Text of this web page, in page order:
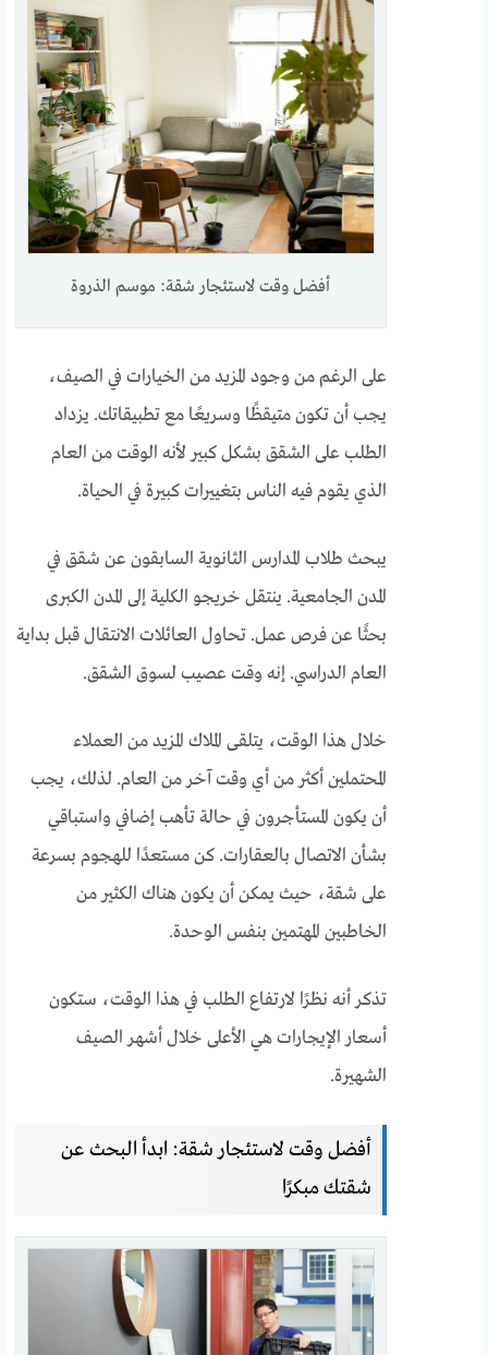
أفضل وقت لاستئجار شقة: موسم الذروة
على الرغم من وجود المزيد من الخيارات في الصيف،
يجب أن تكون متيقظًا وسريعًا مع تطبيقاتك. يزداد
الطلب على الشقق بشكل كبير لأنه الوقت من العام
الذي يقوم فيه الناس بتغييرات كبيرة في الحياة.
يبحث طلاب المدارس الثانوية السابقون عن شقق في
المدن الجامعية. ينتقل خريجو الكلية إلى المدن الكبرى
بحثًا عن فرص عمل. تحاول العائلات الانتقال قبل بداية
العام الدراسي. إنه وقت عصيب لسوق الشقق.
خلال هذا الوقت، يتلقى الملاك المزيد من العملاء
المحتملين أكثر من أي وقت آخر من العام. لذلك، يجب
أن يكون المستأجرون في حالة تأهب إضافي واستباقي
بشأن الاتصال بالعقارات. كن مستعدًا للهجوم بسرعة
على شقة، حيث يمكن أن يكون هناك الكثير من
الخاطبين المهتمين بنفس الوحدة.
تذكر أنه نظرًا لارتفاع الطلب في هذا الوقت، ستكون
أسعار الإيجارات هي الأعلى خلال أشهر الصيف
الشهيرة.
أفضل وقت لاستئجار شقة: ابدأ البحث عن
شقتك مبكرًا